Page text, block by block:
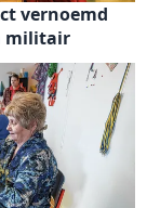
vernoemd
militair